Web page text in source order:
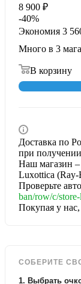
8 900 ₽
-40%
Экономия 3
Много в 3
В корзину
Доставка по
при
Наш магазин
Luxottica
Проверьте
ban/row/c/
Покупая у
СОБЕРИТЕ
1. Выбрать